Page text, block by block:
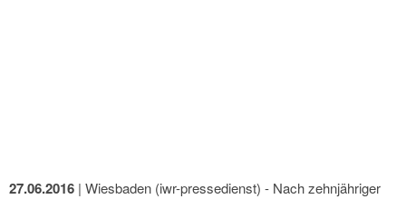
27.06.2016 | Wiesbaden (iwr-pressedienst) - Nach zehnjähriger